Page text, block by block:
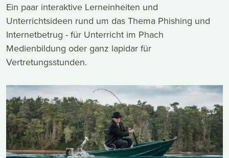
Ein paar interaktive Lerneinheiten und
Unterrichtsideen rund um das Thema Phishing und
Internetbetrug - für Unterricht im Phach
Medienbildung oder ganz lapidar für
Vertretungsstunden.